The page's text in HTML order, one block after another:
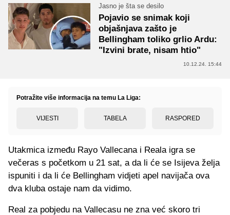
Jasno je šta se desilo
Pojavio se snimak koji
objašnjava zašto je
Bellingham toliko grlio Ardu:
"Izvini brate, nisam htio"
10.12.24. 15:44
Potražite više informacija na temu La Liga:
VIJESTI TABELA RASPORED
Utakmica između Rayo Vallecana i Reala igra se
večeras s početkom u 21 sat, a da li će se Isijeva želja
ispuniti i da li će Bellingham vidjeti apel navijača ova
dva kluba ostaje nam da vidimo.
Real za pobjedu na Vallecasu ne zna već skoro tri